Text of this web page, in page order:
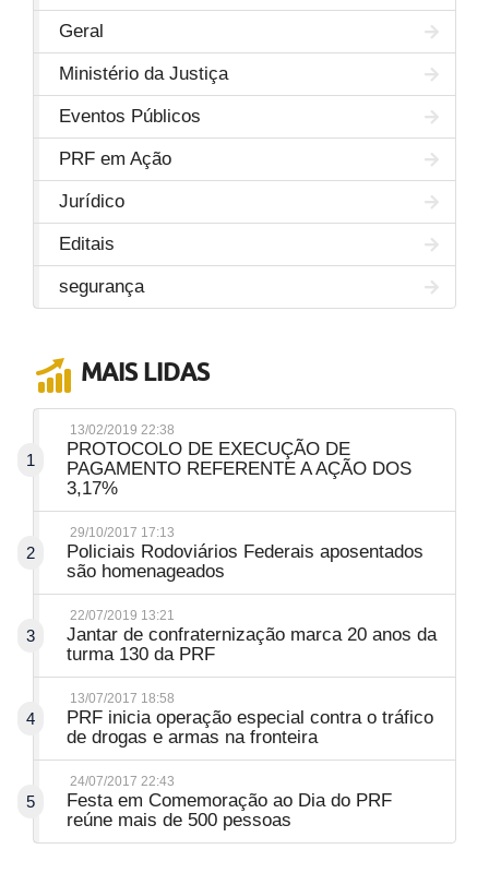
Geral
Ministério da Justiça
Eventos Públicos
PRF em Ação
Jurídico
Editais
segurança
MAIS LIDAS
1
13/02/2019 22:38
PROTOCOLO DE EXECUÇÃO DE
PAGAMENTO REFERENTE A AÇÃO DOS
3,17%
2
29/10/2017 17:13
Policiais Rodoviários Federais aposentados
são homenageados
3
22/07/2019 13:21
Jantar de confraternização marca 20 anos da
turma 130 da PRF
4
13/07/2017 18:58
PRF inicia operação especial contra o tráfico
de drogas e armas na fronteira
5
24/07/2017 22:43
Festa em Comemoração ao Dia do PRF
reúne mais de 500 pessoas